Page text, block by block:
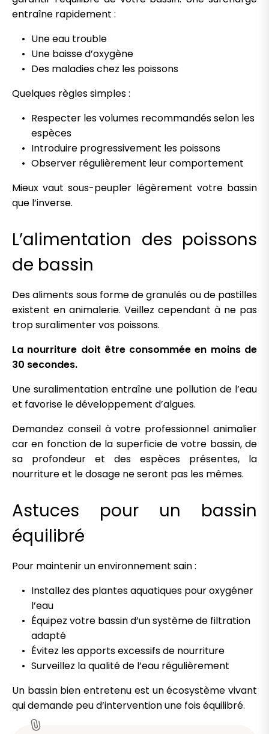
entraîne rapidement :
Une eau trouble
Une baisse d’oxygène
Des maladies chez les poissons
Quelques règles simples :
Respecter les volumes recommandés selon les
espèces
Introduire progressivement les poissons
Observer régulièrement leur comportement
Mieux vaut sous-peupler légèrement votre bassin
que l’inverse.
L’alimentation des poissons
de bassin
Des aliments sous forme de granulés ou de pastilles
existent en animalerie. Veillez cependant à ne pas
trop suralimenter vos poissons.
La nourriture doit être consommée en moins de
30 secondes.
Une suralimentation entraîne une pollution de l’eau
et favorise le développement d’algues.
Demandez conseil à votre professionnel animalier
car en fonction de la superficie de votre bassin, de
sa profondeur et des espèces présentes, la
nourriture et le dosage ne seront pas les mêmes.
Astuces pour un bassin
équilibré
Pour maintenir un environnement sain :
Installez des plantes aquatiques pour oxygéner
l’eau
Équipez votre bassin d’un système de filtration
adapté
Évitez les apports excessifs de nourriture
Surveillez la qualité de l’eau régulièrement
Un bassin bien entretenu est un écosystème vivant
qui demande peu d’intervention une fois équilibré.